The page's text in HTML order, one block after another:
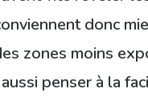
donc
zones moins
penser à la